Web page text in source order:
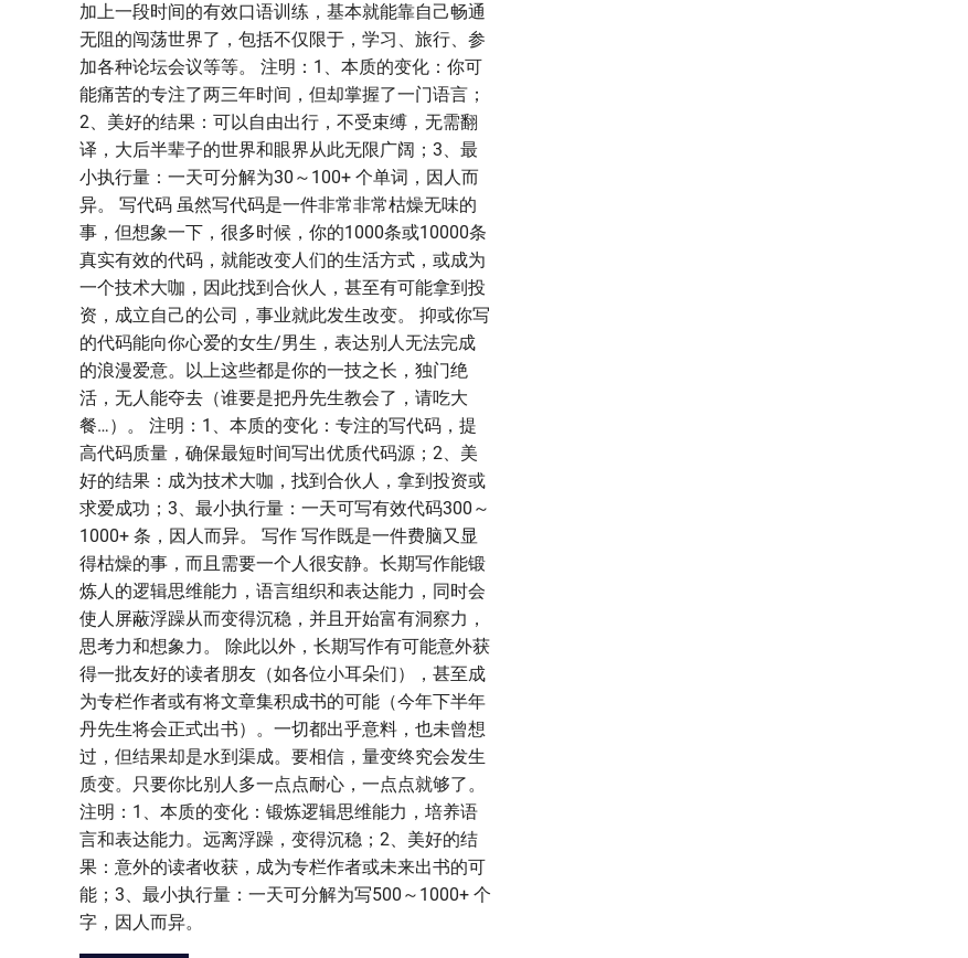
加上一段时间的有效口语训练，基本就能靠自己畅通
无阻的闯荡世界了，包括不仅限于，学习、旅行、参
加各种论坛会议等等。 注明：1、本质的变化：你可
能痛苦的专注了两三年时间，但却掌握了一门语言；
2、美好的结果：可以自由出行，不受束缚，无需翻
译，大后半辈子的世界和眼界从此无限广阔；3、最
小执行量：一天可分解为30～100+ 个单词，因人而
异。 写代码 虽然写代码是一件非常非常枯燥无味的
事，但想象一下，很多时候，你的1000条或10000条
真实有效的代码，就能改变人们的生活方式，或成为
一个技术大咖，因此找到合伙人，甚至有可能拿到投
资，成立自己的公司，事业就此发生改变。 抑或你写
的代码能向你心爱的女生/男生，表达别人无法完成
的浪漫爱意。以上这些都是你的一技之长，独门绝
活，无人能夺去（谁要是把丹先生教会了，请吃大
餐…）。 注明：1、本质的变化：专注的写代码，提
高代码质量，确保最短时间写出优质代码源；2、美
好的结果：成为技术大咖，找到合伙人，拿到投资或
求爱成功；3、最小执行量：一天可写有效代码300～
1000+ 条，因人而异。 写作 写作既是一件费脑又显
得枯燥的事，而且需要一个人很安静。长期写作能锻
炼人的逻辑思维能力，语言组织和表达能力，同时会
使人屏蔽浮躁从而变得沉稳，并且开始富有洞察力，
思考力和想象力。 除此以外，长期写作有可能意外获
得一批友好的读者朋友（如各位小耳朵们），甚至成
为专栏作者或有将文章集积成书的可能（今年下半年
丹先生将会正式出书）。一切都出乎意料，也未曾想
过，但结果却是水到渠成。要相信，量变终究会发生
质变。只要你比别人多一点点耐心，一点点就够了。
注明：1、本质的变化：锻炼逻辑思维能力，培养语
言和表达能力。远离浮躁，变得沉稳；2、美好的结
果：意外的读者收获，成为专栏作者或未来出书的可
能；3、最小执行量：一天可分解为写500～1000+ 个
字，因人而异。